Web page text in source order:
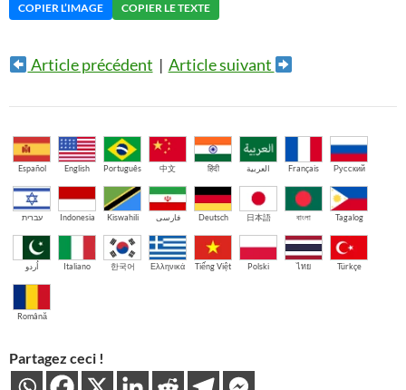
COPIER L’IMAGE COPIER LE TEXTE
Article précédent | Article suivant
Español English Português 中文 हिंदी العربية Français Русский
עברית Indonesia Kiswahili فارسی Deutsch 日本語 বাংলা Tagalog
اُردو Italiano 한국어 Ελληνικά Tiếng Việt Polski ไทย Türkçe
Română
Partagez ceci !